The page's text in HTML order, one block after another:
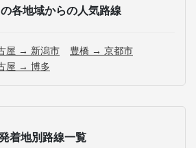
の各地域からの人気路線
屋 → 新潟市
豊橋 → 京都市
屋 → 博多
着地別路線一覧